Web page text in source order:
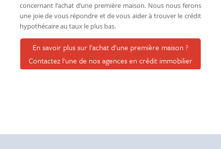
concernant l’achat d’une première maison. Nous nous ferons
une joie de vous répondre et de vous aider à trouver le crédit
hypothécaire au taux le plus bas.
En savoir plus sur l'achat d'une première maison ?
Contactez l'une de nos agences en crédit immobilier